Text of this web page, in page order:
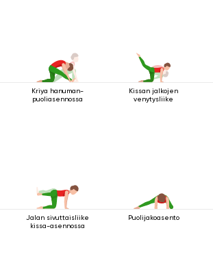
Kriya hanuman-
puoliasennossa
Kissan jalkojen
venytysliike
Jalan sivuttaisliike
kissa-asennossa
Puolijakoasento